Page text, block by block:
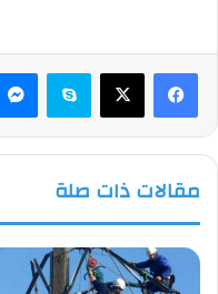
فيسبوك سكايب
مقالات ذات صلة